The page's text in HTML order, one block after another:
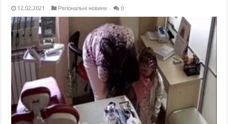
12.02.2021 Регіональні новини 0